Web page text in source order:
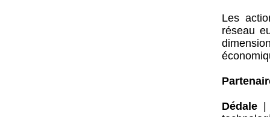
Les
réseau
Dédale